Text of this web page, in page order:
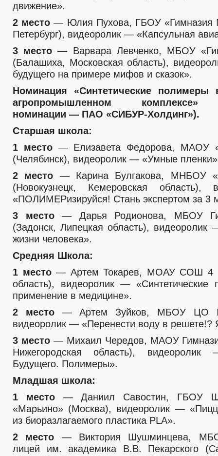
движение».
2 место — Юлия Пухова, ГБОУ «Гимназия
Петербург), видеоролик — «Капсульная
3 место — Варвара Левченко, МБОУ
(Балашиха, Московская область),
будущего на примере мифов и сказок».
Номинация «Синтетические
агропромышленном комплексе»
номинации — ПАО «СИБУР-Холдинг»).
Старшая школа:
1 место— Елизавета Федорова, МАОУ
(Челябинск), видеоролик — «Умные
2 место — Карина Булгакова, МНБОУ
(Новокузнецк, Кемеровская область),
«ПОЛИМЕРизируйся! Стань экспертом за 3
3 место— Дарья Родионова, МБОУ
(Задонск, Липецкая область),
жизни человека».
Средняя Школа:
1 место— Артем Токарев, МОАУ СОШ 4
область), видеоролик —
применение в медицине».
2 место— Артем Зуйков, МБОУ ЦО
видеоролик — «Перенести воду в решете!?
3 место— Михаил Чередов, МАОУ
Нижегородская область), видеоролик
Будущего. Полимеры».
Младшая школа:
1 место— Даниил Савостин, ГБОУ
«Марьино» (Москва), видеоролик —
из биоразлагаемого пластика PLA».
2 место — Виктория Шушминцева,
лицей им. академика В.В. Пекарского